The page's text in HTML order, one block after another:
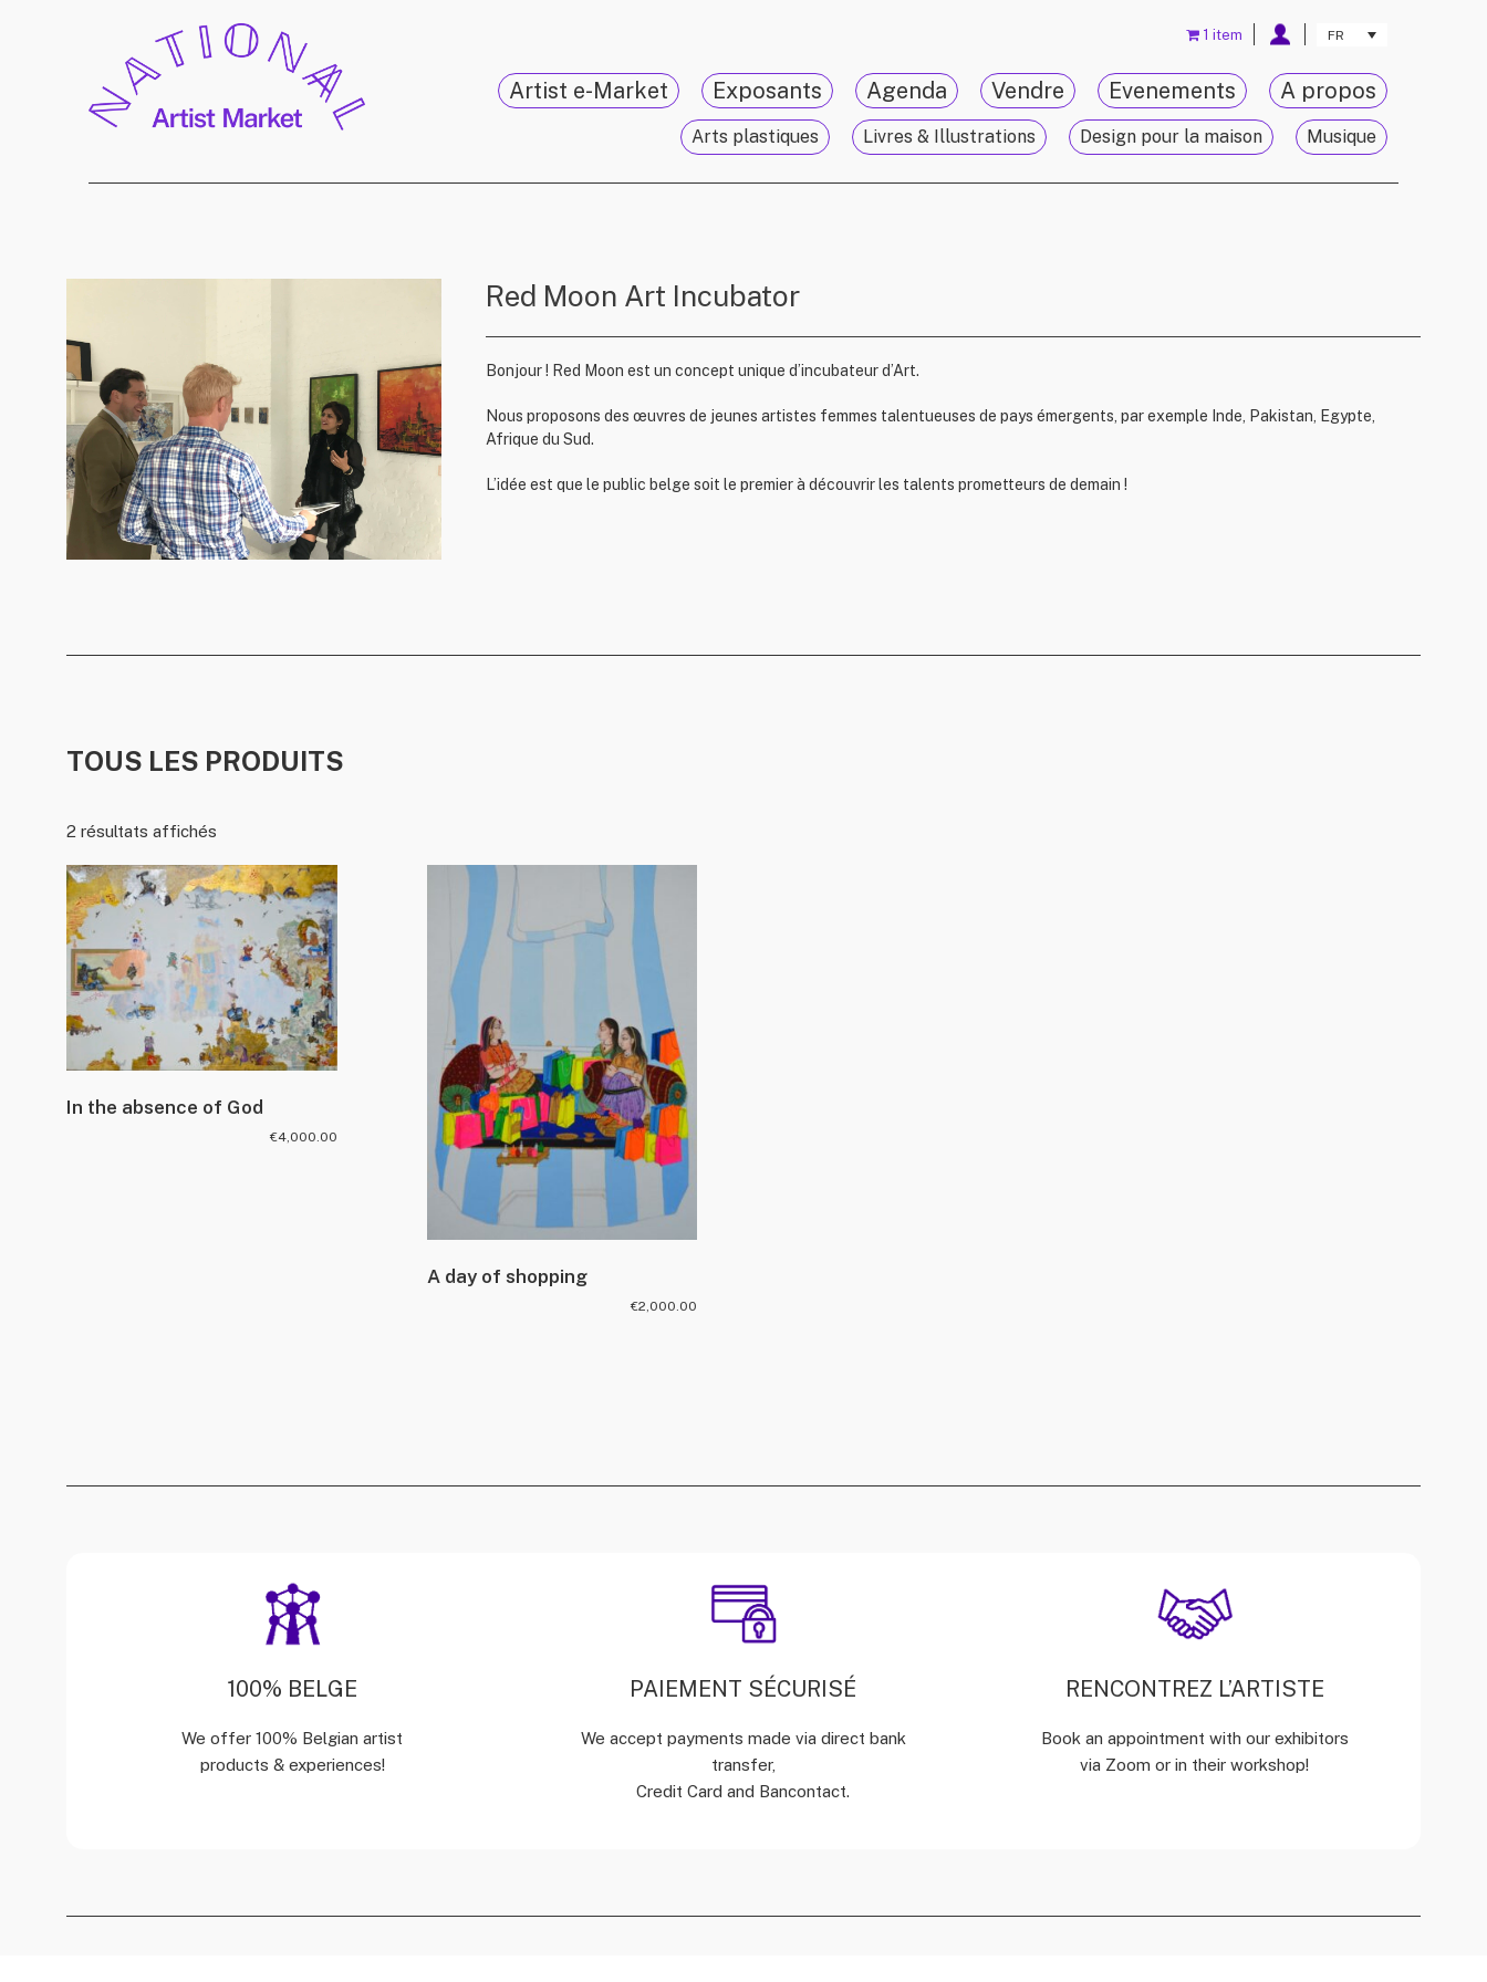
FR
1 item
A propos
Evenements
Vendre
Agenda
Exposants
Artist e-Market
Arts plastiques Livres & Illustrations Design pour la maison Musique
Red Moon Art Incubator
Bonjour ! Red Moon est un concept unique d’incubateur d’Art.
Nous proposons des œuvres de jeunes artistes femmes talentueuses de pays émergents, par exemple Inde, Pakistan, Egypte,
Afrique du Sud.
L’idée est que le public belge soit le premier à découvrir les talents prometteurs de demain !
TOUS LES PRODUITS
2 résultats affichés
In the absence of God
€4,000.00
A day of shopping
€2,000.00
100% BELGE
We offer 100% Belgian artist
products & experiences!
PAIEMENT SÉCURISÉ
We accept payments made via direct bank
transfer,
Credit Card and Bancontact.
RENCONTREZ L’ARTISTE
Book an appointment with our exhibitors
via Zoom or in their workshop!